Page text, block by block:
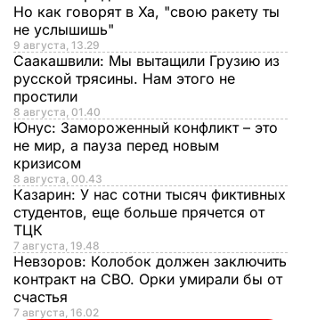
Но как говорят в Ха, "свою ракету ты
не услышишь"
9 августа, 13.29
Саакашвили: Мы вытащили Грузию из
русской трясины. Нам этого не
простили
8 августа, 01.40
Юнус: Замороженный конфликт – это
не мир, а пауза перед новым
кризисом
8 августа, 00.43
Казарин: У нас сотни тысяч фиктивных
студентов, еще больше прячется от
ТЦК
7 августа, 19.48
Невзоров: Колобок должен заключить
контракт на СВО. Орки умирали бы от
счастья
7 августа, 16.02